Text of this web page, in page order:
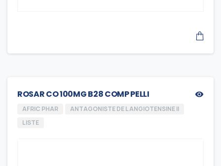
ROSAR CO 100MG B28 COMP PELLI
AFRIC PHAR
ANTAGONISTE DE L ANGIOTENSINE II
LISTE